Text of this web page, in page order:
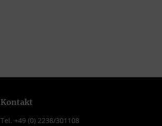
Kontakt
Tel. +49 (0) 2238/301108